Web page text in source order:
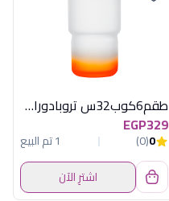
طقم6كوب32س تروبادوراورانج لومينارك فرنسا
EGP329
0
(0)
1 تم البيع
اشترِ الآن